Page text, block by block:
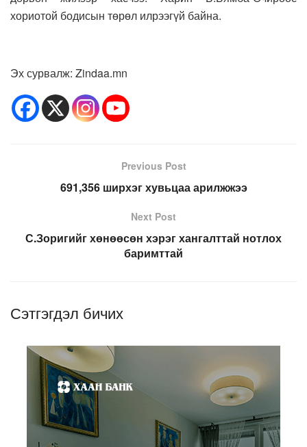
хориотой бодисын төрөл илрээгүй байна.
Эх сурвалж: Zindaa.mn
Previous Post
691,356 ширхэг хувьцаа арилжжээ
Next Post
С.Зоригийг хөнөөсөн хэрэг хангалттай нотлох
баримттай
Сэтгэгдэл бичих